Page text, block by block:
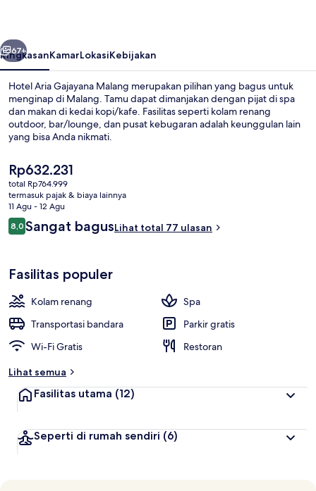
Berikutnya
67+
RingkasanKamarLokasiKebijakan
Hotel Aria Gajayana Malang merupakan pilihan yang bagus untuk
menginap di Malang. Tamu dapat dimanjakan dengan pijat di spa
dan makan di kedai kopi/kafe. Fasilitas seperti kolam renang
outdoor, bar/lounge, dan pusat kebugaran adalah keunggulan lain
yang bisa Anda nikmati.
Harga
saat
ini
Rp632.231
Rp632.231
total Rp764.999
termasuk pajak & biaya lainnya
11 Agu - 12 Agu
Ulasan
8,08,0 dari 10
Sangat bagusLihat total 77 ulasan
Fasilitas populer
Kolam renang
Spa
Transportasi bandara
Parkir gratis
Wi-Fi Gratis
Restoran
Lihat semua
Fasilitas utama (12)
Seperti di rumah sendiri (6)